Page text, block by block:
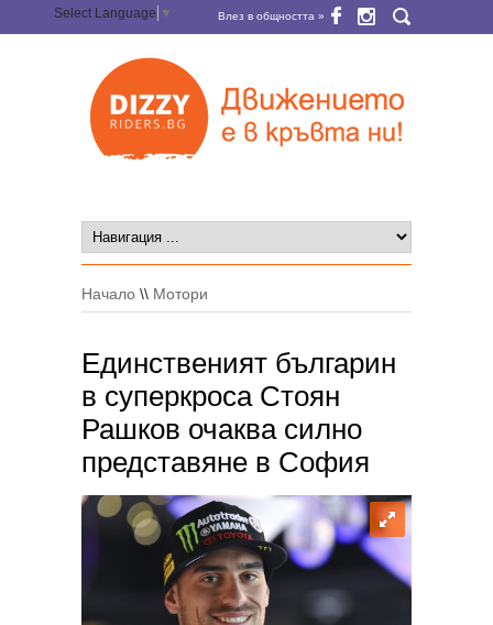
Select Language ▼ Влез в общността »
Начало \\ Мотори
Единственият българин
в суперкроса Стоян
Рашков очаква силно
представяне в София